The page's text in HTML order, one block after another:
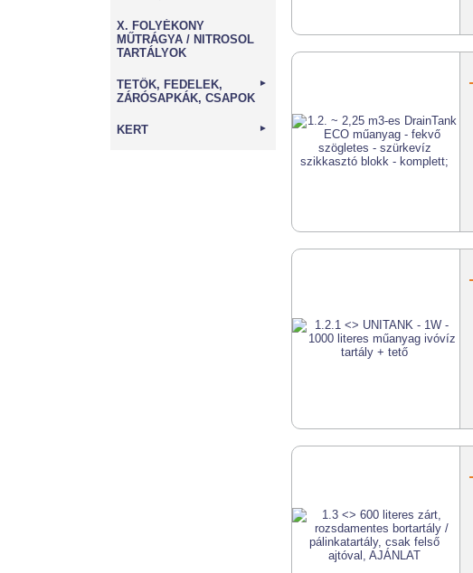
X. FOLYÉKONY
MŰTRÁGYA / NITROSOL
TARTÁLYOK
TETŐK, FEDELEK,
ZÁRÓSAPKÁK, CSAPOK
►
KERT ►